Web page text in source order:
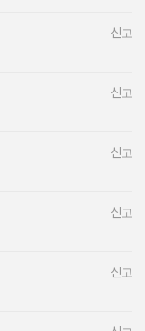
신고
신고
신고
신고
신고